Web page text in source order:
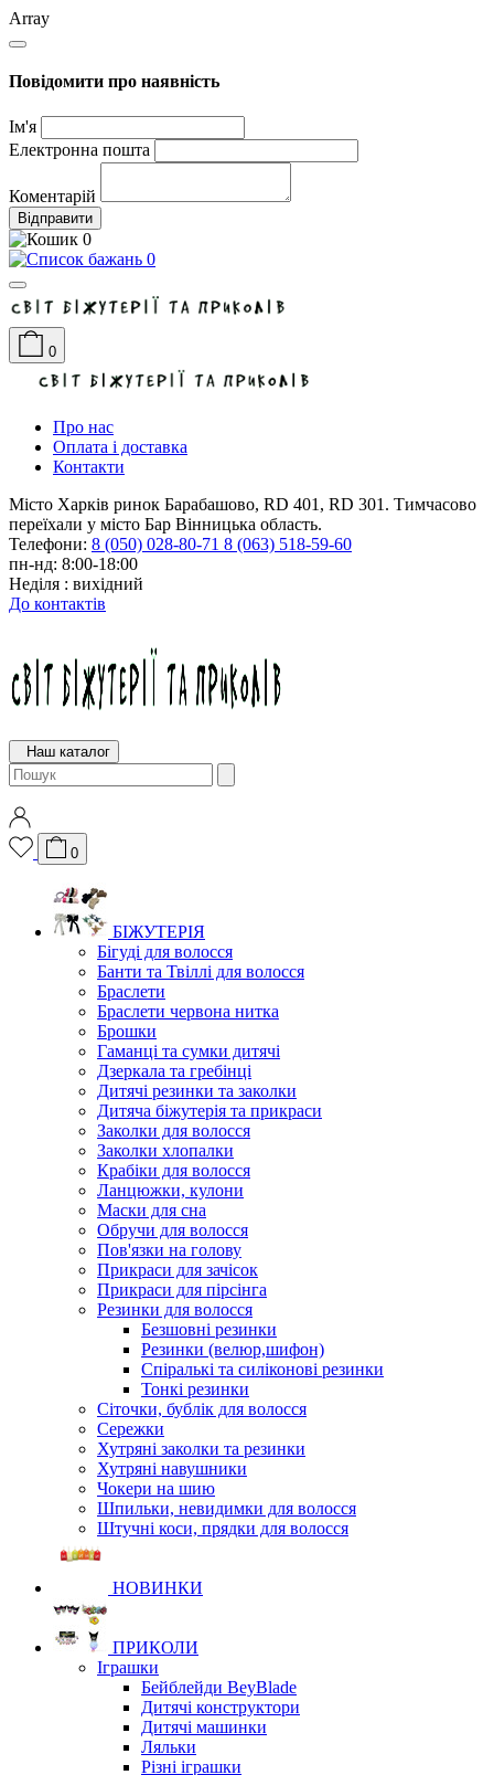
Array
Повідомити про наявність
Ім'я
Електронна пошта
Коментарій
Відправити
0
0
0
Про нас
Оплата і доставка
Контакти
Місто Харків ринок Барабашово, RD 401, RD 301. Тимчасово
переїхали у місто Бар Вінницька область.
Телефони: 8 (050) 028-80-71 8 (063) 518-59-60
пн-нд: 8:00-18:00
Неділя : вихідний
До контактів
Наш каталог
0
БІЖУТЕРІЯ
Бігуді для волосся
Банти та Твіллі для волосся
Браслети
Браслети червона нитка
Брошки
Гаманці та сумки дитячі
Дзеркала та гребінці
Дитячі резинки та заколки
Дитяча біжутерія та прикраси
Заколки для волосся
Заколки хлопалки
Крабіки для волосся
Ланцюжки, кулони
Маски для сна
Обручи для волосся
Пов'язки на голову
Прикраси для зачісок
Прикраси для пірсінга
Резинки для волосся
Безшовні резинки
Резинки (велюр,шифон)
Спіралькі та силіконові резинки
Тонкі резинки
Сіточки, бублік для волосся
Сережки
Хутряні заколки та резинки
Хутряні навушники
Чокери на шию
Шпильки, невидимки для волосся
Штучні коси, прядки для волосся
НОВИНКИ
ПРИКОЛИ
Іграшки
Бейблейди BeyBlade
Дитячі конструктори
Дитячі машинки
Ляльки
Різні іграшки